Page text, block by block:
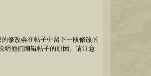
修改会在帖子中留下一段修改的
明他们编辑帖子的原因。请注意